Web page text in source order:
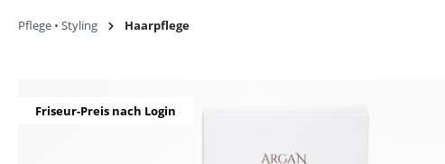
Pflege • Styling Haarpflege
Friseur-Preis nach Login